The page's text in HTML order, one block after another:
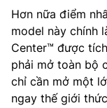
Hơn nữa điểm
model này chính
Center™ được
phải mở toàn bộ
chỉ cần mở một
ngay thế giới